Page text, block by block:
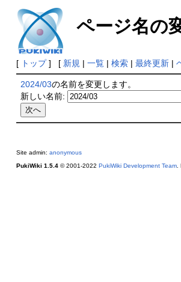
ページ名の
[ トップ] [ 新規 | 一覧| 検索| 最終更新|
2024/03の名前を変更します。
新しい名前:
Site admin: anonymous
PukiWiki 1.5.4© 2001-2022 PukiWiki Development Team.